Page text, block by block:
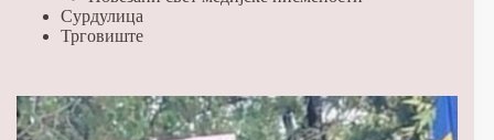
Сурдулица
Трговиште